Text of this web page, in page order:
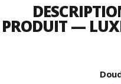
PRODUIT —